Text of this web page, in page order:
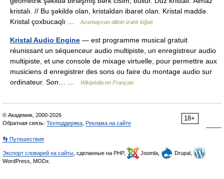
kristalı. // Bu şəkildə olan, kristaldan ibarət olan. Kristal maddə.
Kristal çoxbucaqlı …
Azərbaycan dilinin izahlı lüğəti
Kristal Audio Engine — est programme musical gratuit
réunissant un séquenceur audio multipiste, un enregistreur audio
multipiste, et une console de mixage virtuelle, pour permettre aux
musiciens d enregistrer des sons ou faire du montage audio sur
ordinateur. Son… …
Wikipédia en Français
18+
© Академик, 2000-2026
Обратная связь: Техподдержка Реклама на сайте
👣 Путешествия
Экспорт словарей на сайты , сделанные на PHP, Joomla,
Drupal,
WordPress, MODx.